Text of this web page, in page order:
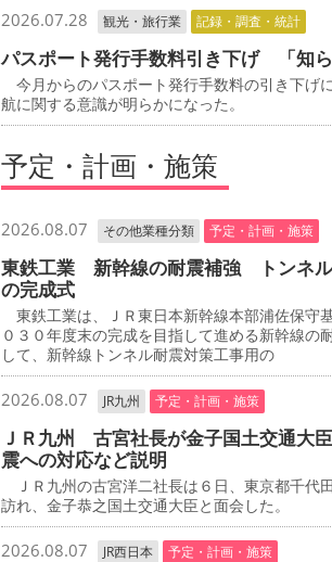
2026.07.28 観光・旅行業 記録・調査・統計
パスポート発行手数料引き下げ 「知
今月からのパスポート発行手数料の引き下げ
航に関する意識が明らかになった。
予定・計画・施策
2026.08.07 その他業種分類 予定・計画・施策
東鉄工業 新幹線の耐震補強 トンネ
の完成式
東鉄工業は、ＪＲ東日本新幹線本部浦佐保守
０３０年度末の完成を目指して進める新幹線の
して、新幹線トンネル耐震対策工事用の
2026.08.07 JR九州 予定・計画・施策
ＪＲ九州 古宮社長が金子国土交通大
震への対応など説明
ＪＲ九州の古宮洋二社長は６日、東京都千代
訪れ、金子恭之国土交通大臣と面会した。
2026.08.07 JR西日本 予定・計画・施策